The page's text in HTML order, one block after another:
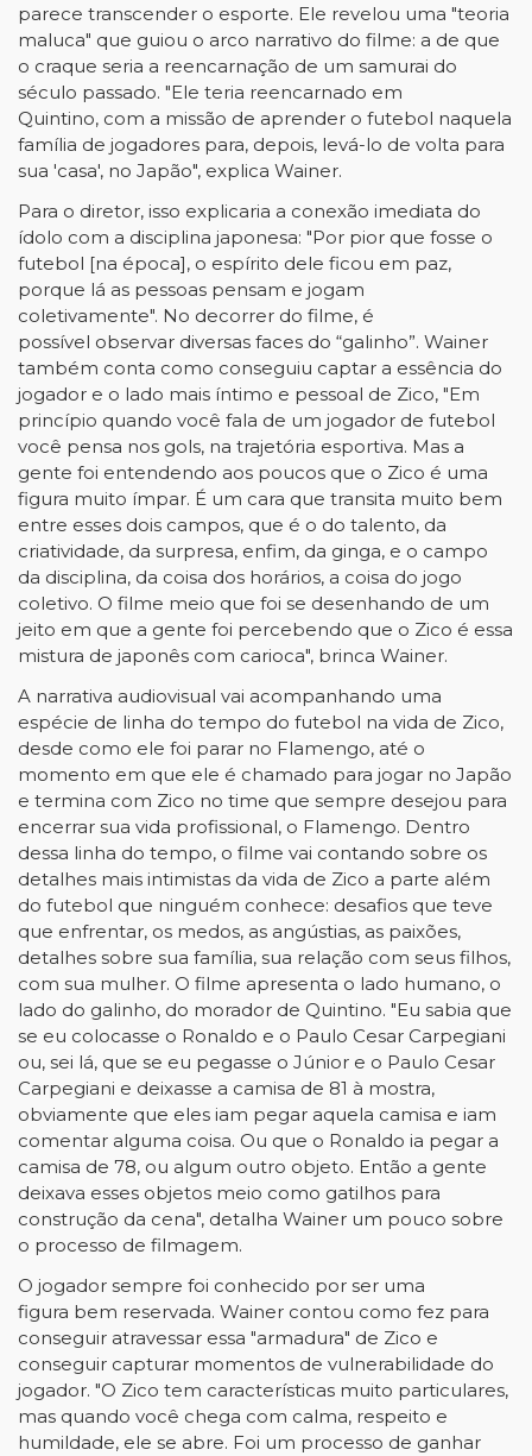
parece transcender o esporte. Ele revelou uma "teoria
maluca" que guiou o arco narrativo do filme: a de que
o craque seria a reencarnação de um samurai do
século passado. "Ele teria reencarnado em
Quintino, com a missão de aprender o futebol naquela
família de jogadores para, depois, levá-lo de volta para
sua 'casa', no Japão", explica Wainer.
Para o diretor, isso explicaria a conexão imediata do
ídolo com a disciplina japonesa: "Por pior que fosse o
futebol [na época], o espírito dele ficou em paz,
porque lá as pessoas pensam e jogam
coletivamente". No decorrer do filme, é
possível observar diversas faces do “galinho”. Wainer
também conta como conseguiu captar a essência do
jogador e o lado mais íntimo e pessoal de Zico, "Em
princípio quando você fala de um jogador de futebol
você pensa nos gols, na trajetória esportiva. Mas a
gente foi entendendo aos poucos que o Zico é uma
figura muito ímpar. É um cara que transita muito bem
entre esses dois campos, que é o do talento, da
criatividade, da surpresa, enfim, da ginga, e o campo
da disciplina, da coisa dos horários, a coisa do jogo
coletivo. O filme meio que foi se desenhando de um
jeito em que a gente foi percebendo que o Zico é essa
mistura de japonês com carioca", brinca Wainer.
A narrativa audiovisual vai acompanhando uma
espécie de linha do tempo do futebol na vida de Zico,
desde como ele foi parar no Flamengo, até o
momento em que ele é chamado para jogar no Japão
e termina com Zico no time que sempre desejou para
encerrar sua vida profissional, o Flamengo. Dentro
dessa linha do tempo, o filme vai contando sobre os
detalhes mais intimistas da vida de Zico a parte além
do futebol que ninguém conhece: desafios que teve
que enfrentar, os medos, as angústias, as paixões,
detalhes sobre sua família, sua relação com seus filhos,
com sua mulher. O filme apresenta o lado humano, o
lado do galinho, do morador de Quintino. "Eu sabia que
se eu colocasse o Ronaldo e o Paulo Cesar Carpegiani
ou, sei lá, que se eu pegasse o Júnior e o Paulo Cesar
Carpegiani e deixasse a camisa de 81 à mostra,
obviamente que eles iam pegar aquela camisa e iam
comentar alguma coisa. Ou que o Ronaldo ia pegar a
camisa de 78, ou algum outro objeto. Então a gente
deixava esses objetos meio como gatilhos para
construção da cena", detalha Wainer um pouco sobre
o processo de filmagem.
O jogador sempre foi conhecido por ser uma
figura bem reservada. Wainer contou como fez para
conseguir atravessar essa "armadura" de Zico e
conseguir capturar momentos de vulnerabilidade do
jogador. "O Zico tem características muito particulares,
mas quando você chega com calma, respeito e
humildade, ele se abre. Foi um processo de ganhar